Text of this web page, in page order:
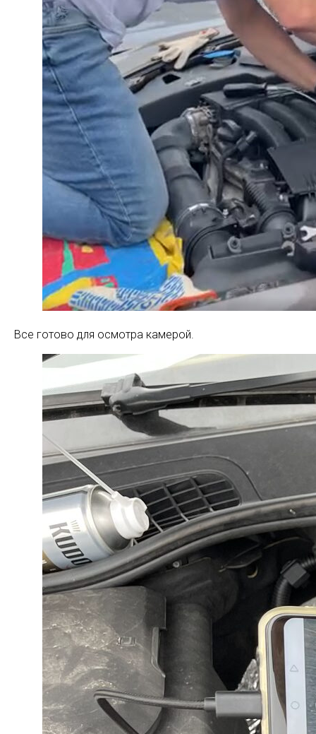
Все готово для осмотра камерой.